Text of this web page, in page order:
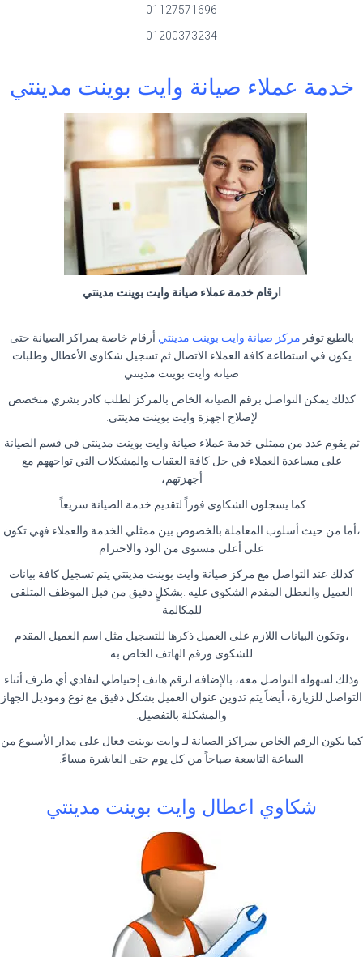
01127571696
01200373234
خدمة عملاء صيانة وايت بوينت مدينتي
ارقام خدمة عملاء صيانة وايت بوينت مدينتي
بالطبع توفر مركز صيانة وايت بوينت مدينتي أرقام خاصة بمراكز الصيانة حتى
يكون في استطاعة كافة العملاء الاتصال ثم تسجيل شكاوى الأعطال وطلبات
صيانة وايت بوينت مدينتي
كذلك يمكن التواصل برقم الصيانة الخاص بالمركز لطلب كادر بشري متخصص
لإصلاح اجهزة وايت بوينت مدينتي.
ثم يقوم عدد من ممثلي خدمة عملاء صيانة وايت بوينت مدينتي في قسم الصيانة
على مساعدة العملاء في حل كافة العقبات والمشكلات التي تواجههم مع
أجهزتهم،
كما يسجلون الشكاوى فوراً لتقديم خدمة الصيانة سريعاً.
،أما من حيث أسلوب المعاملة بالخصوص بين ممثلي الخدمة والعملاء فهي تكون
على أعلى مستوى من الود والاحترام
كذلك عند التواصل مع مركز صيانة وايت بوينت مدينتي يتم تسجيل كافة بيانات
العميل والعطل المقدم الشكوي عليه .بشكلٍ دقيق من قبل الموظف المتلقي
للمكالمة
،وتكون البيانات اللازم على العميل ذكرها للتسجيل مثل اسم العميل المقدم
للشكوى ورقم الهاتف الخاص به
وذلك لسهولة التواصل معه، بالإضافة لرقم هاتف إحتياطي لتفادي أي ظرف أثناء
التواصل للزيارة، أيضاً يتم تدوين عنوان العميل بشكل دقيق مع نوع وموديل الجهاز
والمشكلة بالتفصيل.
كما يكون الرقم الخاص بمراكز الصيانة لـ وايت بوينت فعال على مدار الأسبوع من
الساعة التاسعة صباحاً من كل يوم حتى العاشرة مساءً.
شكاوي اعطال وايت بوينت مدينتي